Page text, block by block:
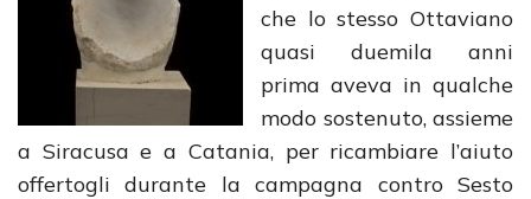
che lo stesso Ottaviano
quasi duemila anni
prima aveva in qualche
modo sostenuto, assieme
a Siracusa e a Catania, per ricambiare l’aiuto
offertogli durante la campagna contro Sesto